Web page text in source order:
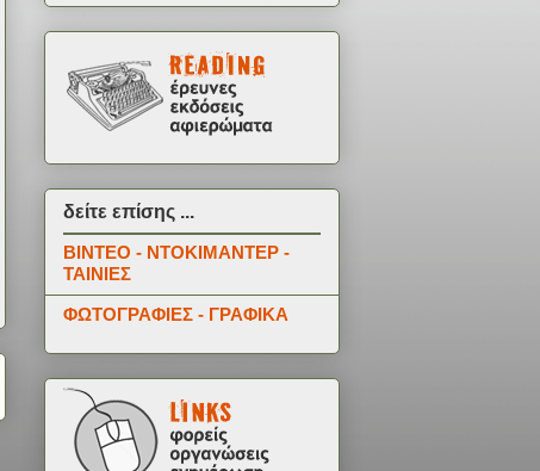
δείτε επίσης ...
ΒΙΝΤΕΟ - ΝΤΟΚΙΜΑΝΤΕΡ -
ΤΑΙΝΙΕΣ
ΦΩΤΟΓΡΑΦΙΕΣ - ΓΡΑΦΙΚΑ